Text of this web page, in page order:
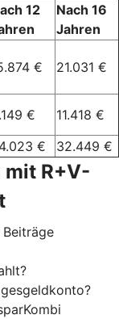
12
Nach 16
Jahren
€ 21.031 €
€
11.418 €
€ 32.449 €
mit R+V-
Beiträge